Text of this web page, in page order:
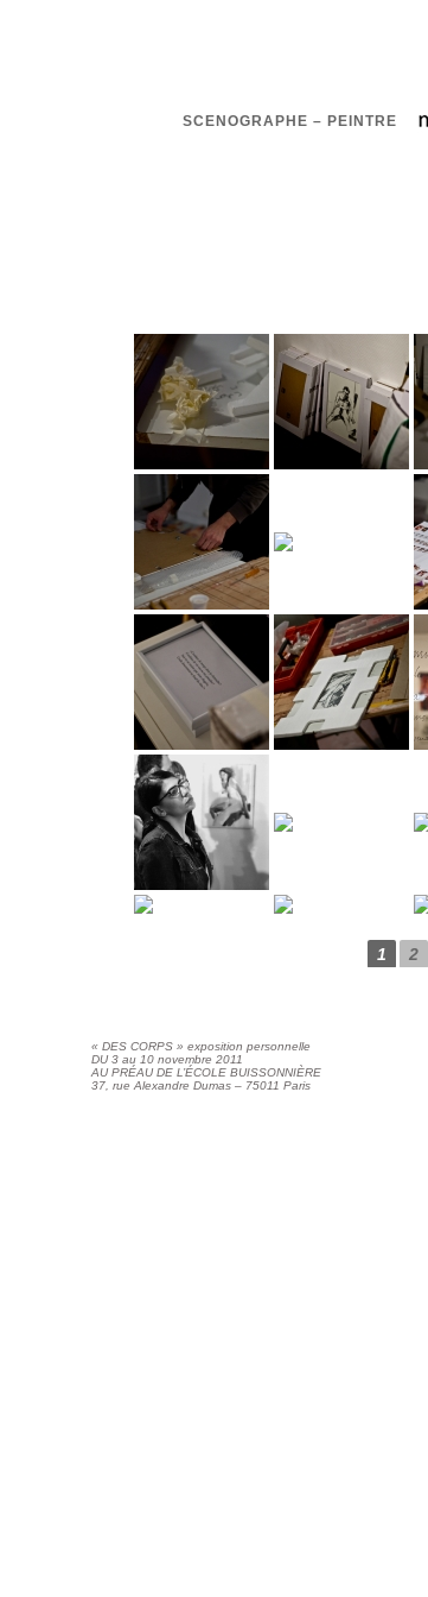
SCENOGRAPHE – PEINTRE
1 2
« DES CORPS » exposition personnelle
DU 3 au 10 novembre 2011
AU PRÉAU DE L’ÉCOLE BUISSONNIÈRE
37, rue Alexandre Dumas – 75011 Paris